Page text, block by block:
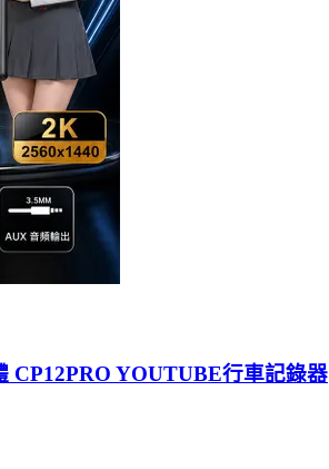
YOUTUBE行車記錄器